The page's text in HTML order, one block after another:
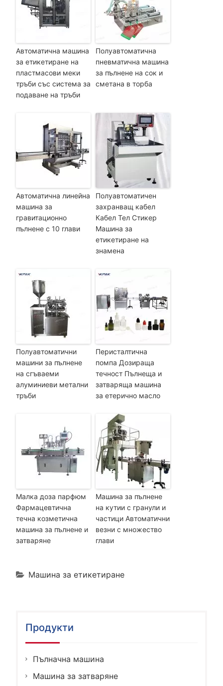
Автоматична машина
за етикетиране на
пластмасови меки
тръби със система за
подаване на тръби
Полуавтоматична
пневматична машина
за пълнене на сок и
сметана в торба
Автоматична линейна
машина за
гравитационно
пълнене с 10 глави
Полуавтоматичен
захранващ кабел
Кабел Тел Стикер
Машина за
етикетиране на
знамена
Полуавтоматични
машини за пълнене
на сгъваеми
алуминиеви метални
тръби
Перисталтична
помпа Дозираща
течност Пълнеща и
затваряща машина
за етерично масло
Малка доза парфюм
Фармацевтична
течна козметична
машина за пълнене и
затваряне
Машина за пълнене
на кутии с гранули и
частици Автоматични
везни с множество
глави
Машина за етикетиране
Продукти
Пълначна машина
Машина за затваряне